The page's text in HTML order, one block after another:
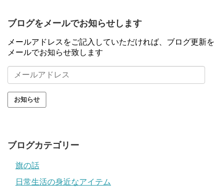
ブログをメールでお知らせします
メールアドレスをご記入していただければ、ブログ更新を
メールでお知らせ致します
ー
ル
ア
ブログカテゴリー
旗の話
日常生活の身近なアイテム